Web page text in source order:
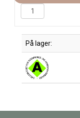
På lager: